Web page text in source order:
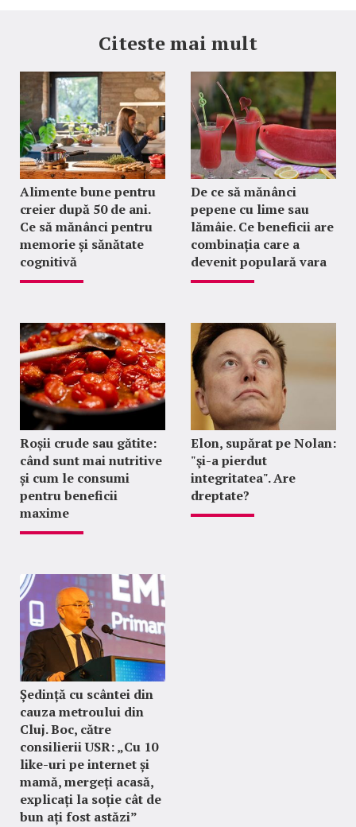
Citeste mai mult
Alimente bune pentru
creier după 50 de ani.
Ce să mănânci pentru
memorie și sănătate
cognitivă
De ce să mănânci
pepene cu lime sau
lămâie. Ce beneficii are
combinația care a
devenit populară vara
Roșii crude sau gătite:
când sunt mai nutritive
și cum le consumi
pentru beneficii
maxime
Elon, supărat pe Nolan:
"şi-a pierdut
integritatea". Are
dreptate?
Ședință cu scântei din
cauza metroului din
Cluj. Boc, către
consilierii USR: „Cu 10
like-uri pe internet și
mamă, mergeți acasă,
explicați la soție cât de
bun ați fost astăzi”